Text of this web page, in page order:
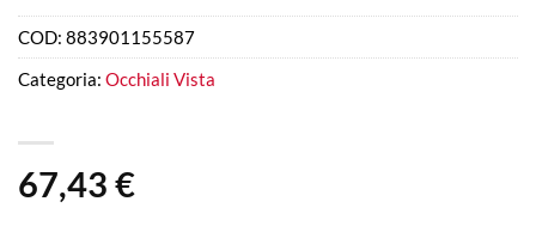
67,43 €
COD: 883901155587
Categoria: Occhiali Vista